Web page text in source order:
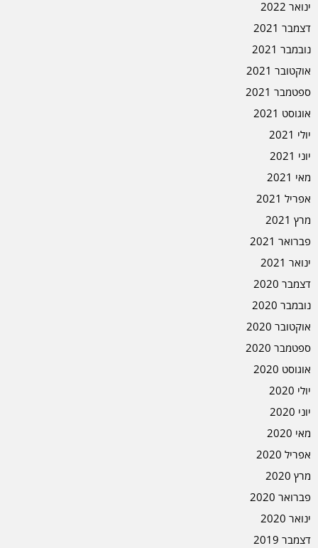
ינואר 2022
דצמבר 2021
נובמבר 2021
אוקטובר 2021
ספטמבר 2021
אוגוסט 2021
יולי 2021
יוני 2021
מאי 2021
אפריל 2021
מרץ 2021
פברואר 2021
ינואר 2021
דצמבר 2020
נובמבר 2020
אוקטובר 2020
ספטמבר 2020
אוגוסט 2020
יולי 2020
יוני 2020
מאי 2020
אפריל 2020
מרץ 2020
פברואר 2020
ינואר 2020
דצמבר 2019